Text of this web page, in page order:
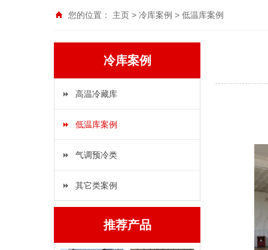
您的位置： 主页 > 冷库案例 > 低温库案例
冷库案例
高温冷藏库
低温库案例
气调预冷类
其它类案例
推荐产品